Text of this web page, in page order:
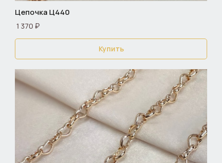
Цепочка Ц440
1 370 ₽
Купить